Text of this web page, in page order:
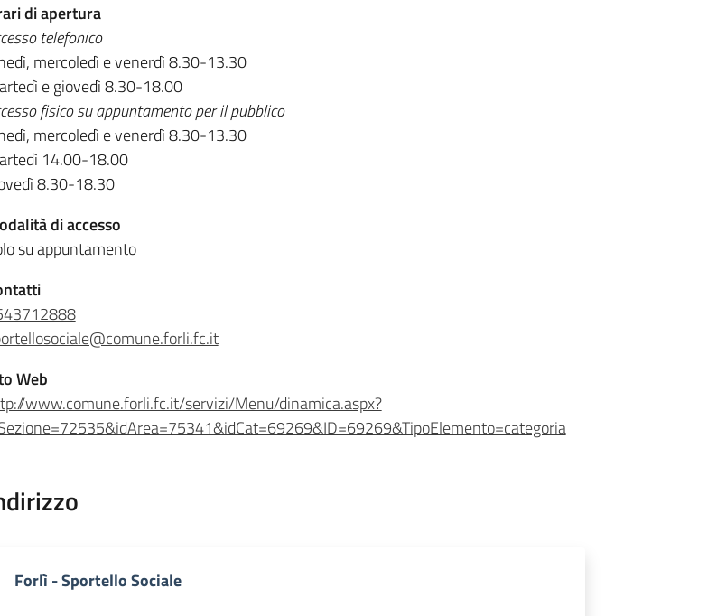
di apertura
telefonico
mercoledì e venerdì 8.30-13.30
e giovedì 8.30-18.00
fisico su appuntamento per il pubblico
mercoledì e venerdì 8.30-13.30
14.00-18.00
8.30-18.30
di accesso
su appuntamento
Web
www.comune.forli.fc.it/servizi/Menu/dinamica.aspx?
Forlì - Sportello Sociale